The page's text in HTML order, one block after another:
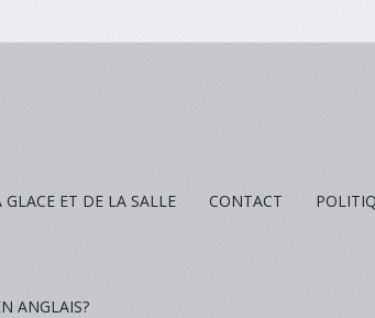
ET DE LA SALLE CONTACT
ANGLAIS?